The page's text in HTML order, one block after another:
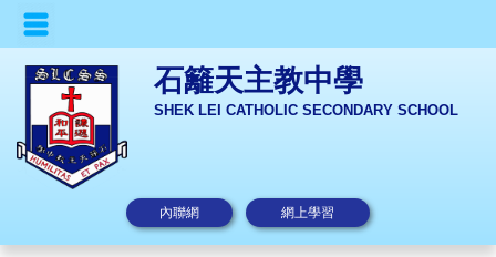
石籬天主教中學
SHEK LEI CATHOLIC SECONDARY SCHOOL
內聯網 網上學習